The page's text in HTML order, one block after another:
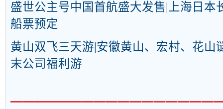
盛世公主号中国首航盛大发售|上海日本
船票预定
黄山双飞三天游|安徽黄山、宏村、花山
末公司福利游